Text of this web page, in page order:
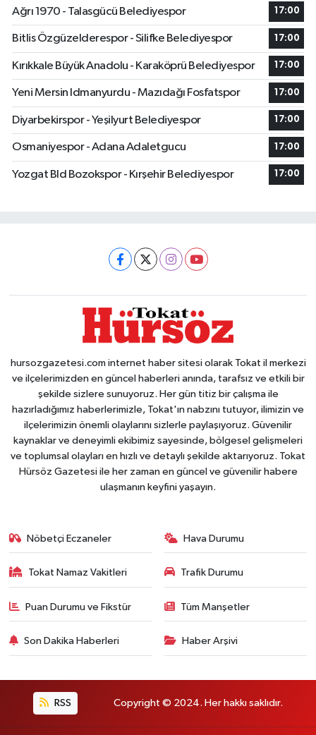
Ağrı 1970 - Talasgücü Belediyespor 17:00
Bitlis Özgüzelderespor - Silifke Belediyespor 17:00
Kırıkkale Büyük Anadolu - Karaköprü Belediyespor 17:00
Yeni Mersin Idmanyurdu - Mazıdağı Fosfatspor 17:00
Diyarbekirspor - Yeşilyurt Belediyespor 17:00
Osmaniyespor - Adana Adaletgucu 17:00
Yozgat Bld Bozokspor - Kırşehir Belediyespor 17:00
hursozgazetesi.com internet haber sitesi olarak Tokat il merkezi
ve ilçelerimizden en güncel haberleri anında, tarafsız ve etkili bir
şekilde sizlere sunuyoruz. Her gün titiz bir çalışma ile
hazırladığımız haberlerimizle, Tokat'ın nabzını tutuyor, ilimizin ve
ilçelerimizin önemli olaylarını sizlerle paylaşıyoruz. Güvenilir
kaynaklar ve deneyimli ekibimiz sayesinde, bölgesel gelişmeleri
ve toplumsal olayları en hızlı ve detaylı şekilde aktarıyoruz. Tokat
Hürsöz Gazetesi ile her zaman en güncel ve güvenilir habere
ulaşmanın keyfini yaşayın.
Nöbetçi Eczaneler Hava Durumu
Tokat Namaz Vakitleri Trafik Durumu
Puan Durumu ve Fikstür Tüm Manşetler
Son Dakika Haberleri Haber Arşivi
RSS Copyright © 2024. Her hakkı saklıdır.